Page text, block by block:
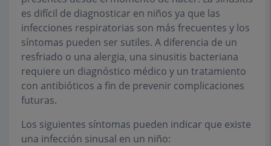
es difícil de diagnosticar en niños ya que las
infecciones respiratorias son más frecuentes y los
síntomas pueden ser sutiles. A diferencia de un
resfriado o una alergia, una sinusitis bacteriana
requiere un diagnóstico médico y un tratamiento
con antibióticos a fin de prevenir complicaciones
futuras.
Los siguientes síntomas pueden indicar que existe
una infección sinusal en un niño: